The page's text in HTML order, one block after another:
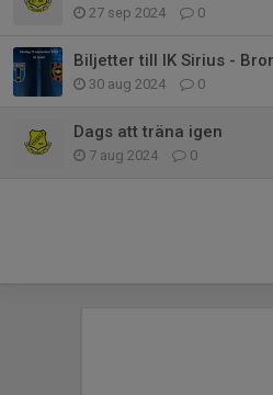
27 sep 2024 0
Biljetter till IK Sirius -
30 aug 2024 0
Dags att träna igen
7 aug 2024 0